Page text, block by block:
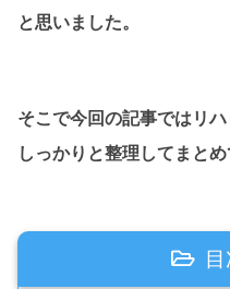
と思いました。
そこで今回の記事ではリ
しっかりと整理してまと